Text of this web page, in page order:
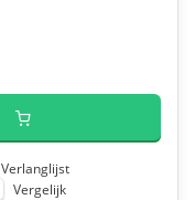
Verlanglijst
Vergelijk